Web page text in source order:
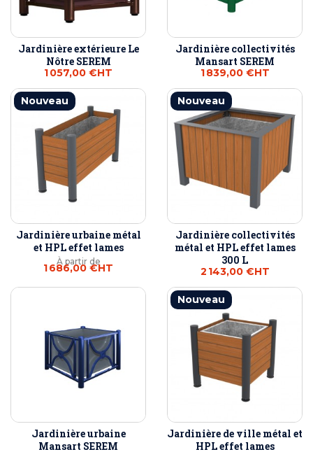
Jardinière extérieure Le
Nôtre SEREM
1 057,00 €HT
Jardinière collectivités
Mansart SEREM
1 839,00 €HT
Nouveau
Jardinière urbaine métal
et HPL effet lames
À partir de
1 686,00 €HT
Nouveau
Jardinière collectivités
métal et HPL effet lames
300 L
2 143,00 €HT
Jardinière urbaine
Mansart SEREM
Nouveau
Jardinière de ville métal et
HPL effet lames